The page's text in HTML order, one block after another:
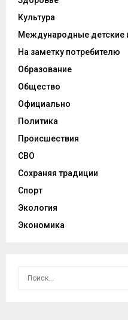
Культура
Международные детские
На заметку потребителю
Образование
Общество
Официально
Политика
Происшествия
СВО
Сохраняя традиции
Спорт
Экология
Экономика